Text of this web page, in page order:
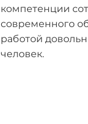
компетенции
современного
работой
человек.